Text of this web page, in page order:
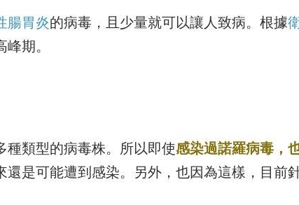
腸胃炎的病毒，且少量就可以讓人致病。根據
期。
種類型的病毒株。所以即使感染過諾羅病毒，
還是可能遭到感染。另外，也因為這樣，目前